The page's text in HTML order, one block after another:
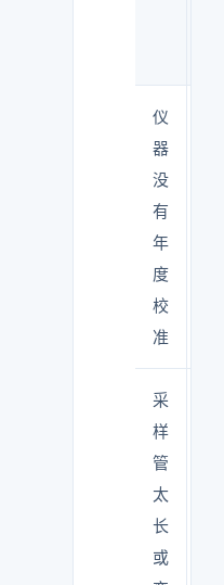
仪
器
没
有
年
度
校
准
采
样
管
太
长
或